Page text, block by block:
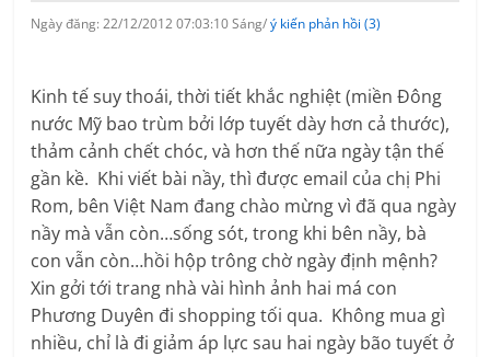
Ngày đăng: 22/12/2012 07:03:10 Sáng/ý kiến phản hồi (3)
Kinh tế suy thoái, thời tiết khắc nghiệt (miền Đông
nước Mỹ bao trùm bởi lớp tuyết dày hơn cả thước),
thảm cảnh chết chóc, và hơn thế nữa ngày tận thế
gần kề. Khi viết bài nầy, thì được email của chị Phi
Rom, bên Việt Nam đang chào mừng vì đã qua ngày
nầy mà vẫn còn…sống sót, trong khi bên nầy, bà
con vẫn còn…hồi hộp trông chờ ngày định mệnh?
Xin gởi tới trang nhà vài hình ảnh hai má con
Phương Duyên đi shopping tối qua. Không mua gì
nhiều, chỉ là đi giảm áp lực sau hai ngày bão tuyết ở